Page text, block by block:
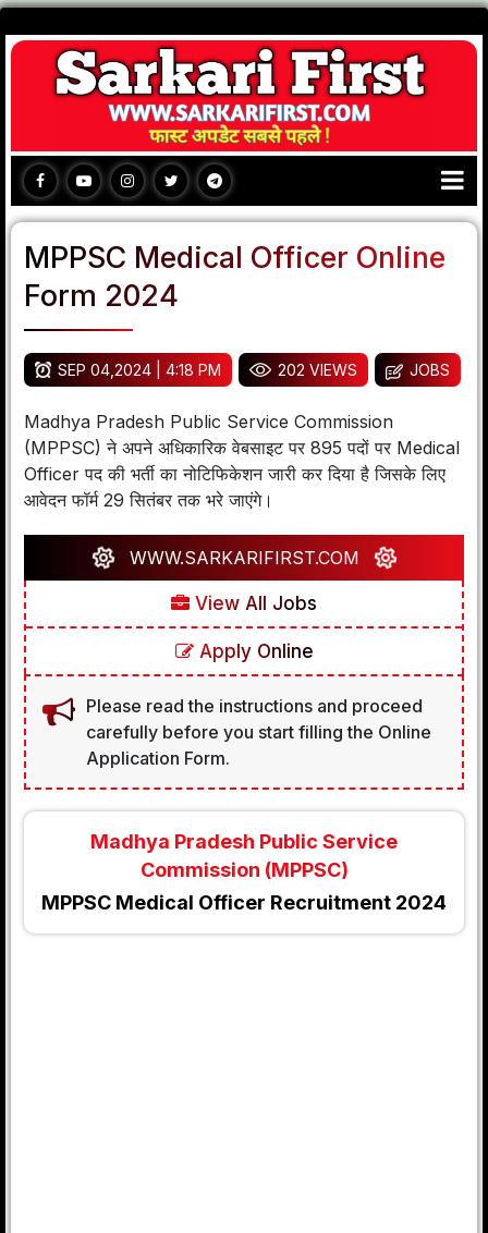
MPPSC Medical Officer Online
Form 2024
SEP 04,2024 | 4:18 PM 202 VIEWS JOBS
Madhya Pradesh Public Service Commission
(MPPSC) ने अपने अधिकारिक वेबसाइट पर 895 पदों पर Medical
Officer पद की भर्ती का नोटिफिकेशन जारी कर दिया है जिसके लिए
आवेदन फॉर्म 29 सितंबर तक भरे जाएंगे।
WWW.SARKARIFIRST.COM
View All Jobs
Apply Online
Please read the instructions and proceed
carefully before you start filling the Online
Application Form.
Madhya Pradesh Public Service
Commission (MPPSC)
MPPSC Medical Officer Recruitment 2024